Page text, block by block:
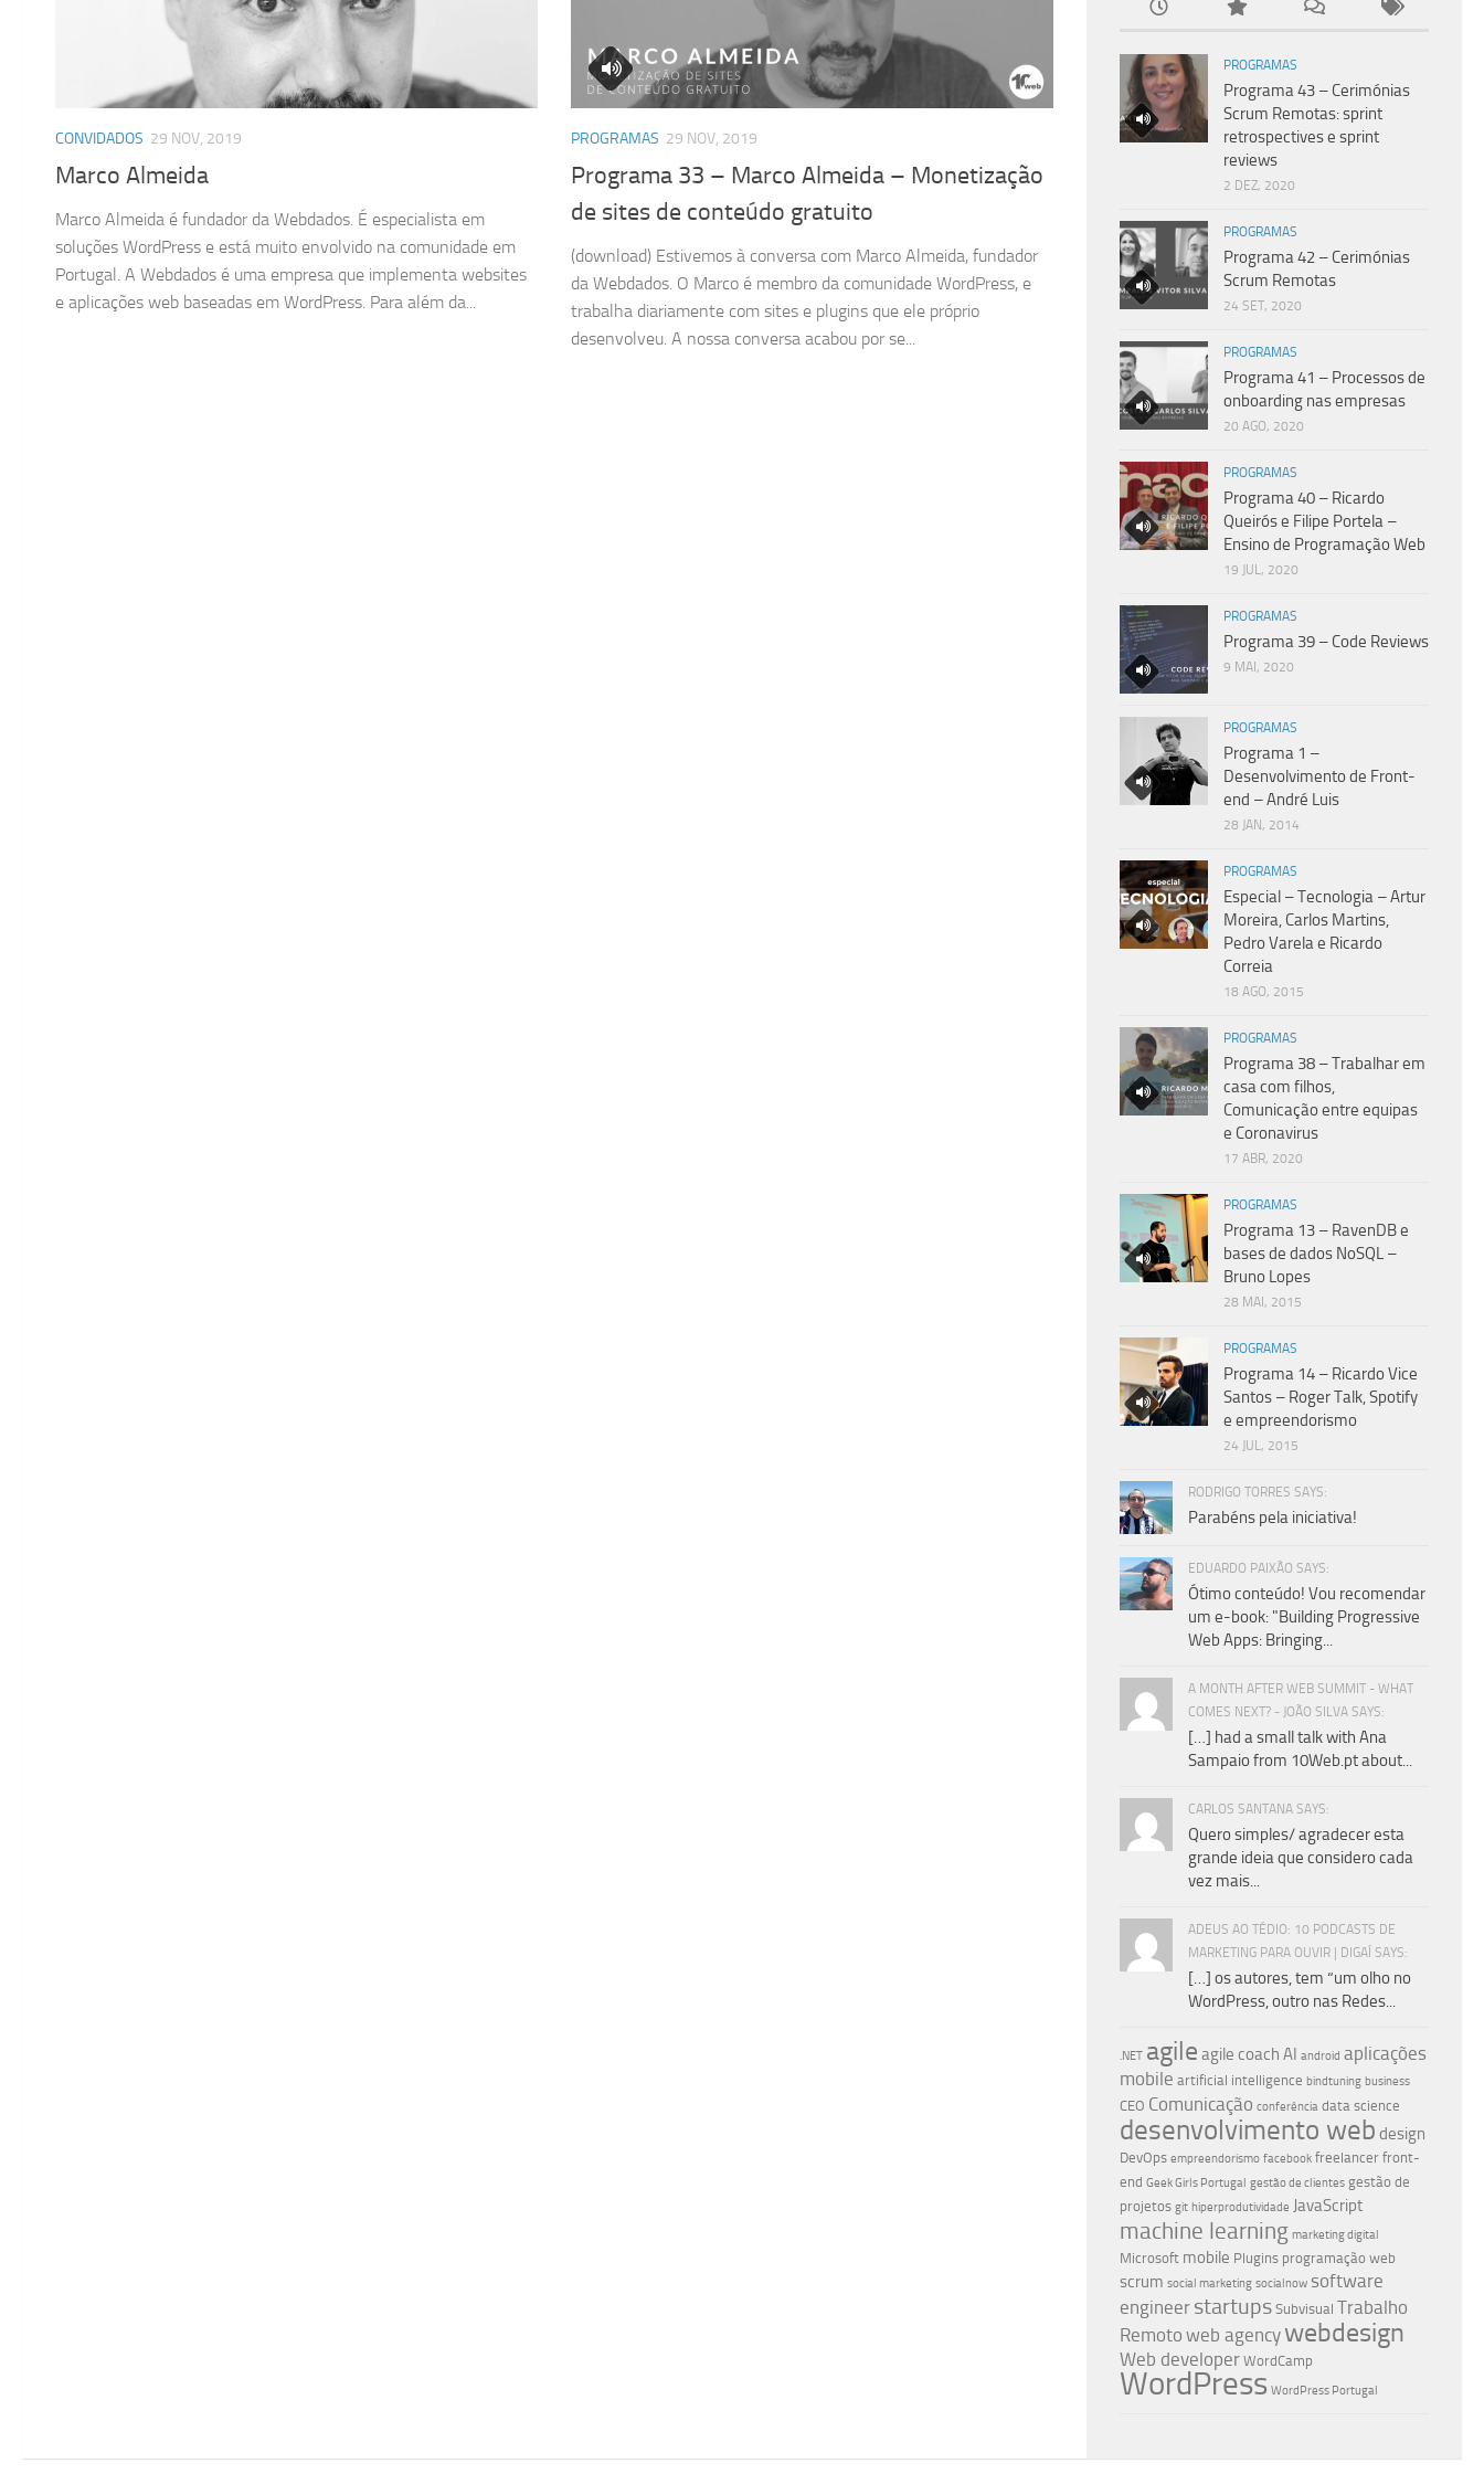
CONVIDADOS 29 NOV, 2019
Marco Almeida
Marco Almeida é fundador da Webdados. É especialista em
soluções WordPress e está muito envolvido na comunidade em
Portugal. A Webdados é uma empresa que implementa websites
e aplicações web baseadas em WordPress. Para além da...
PROGRAMAS 29 NOV, 2019
Programa 33 – Marco Almeida – Monetização
de sites de conteúdo gratuito
(download) Estivemos à conversa com Marco Almeida, fundador
da Webdados. O Marco é membro da comunidade WordPress, e
trabalha diariamente com sites e plugins que ele próprio
desenvolveu. A nossa conversa acabou por se...
PROGRAMAS
Programa 43 – Cerimónias
Scrum Remotas: sprint
retrospectives e sprint
reviews
2 DEZ, 2020
PROGRAMAS
Programa 42 – Cerimónias
Scrum Remotas
24 SET, 2020
PROGRAMAS
Programa 41 – Processos de
onboarding nas empresas
20 AGO, 2020
PROGRAMAS
Programa 40 – Ricardo
Queirós e Filipe Portela –
Ensino de Programação Web
19 JUL, 2020
PROGRAMAS
Programa 39 – Code Reviews
9 MAI, 2020
PROGRAMAS
Programa 1 –
Desenvolvimento de Front-
end – André Luis
28 JAN, 2014
PROGRAMAS
Especial – Tecnologia – Artur
Moreira, Carlos Martins,
Pedro Varela e Ricardo
Correia
18 AGO, 2015
PROGRAMAS
Programa 38 – Trabalhar em
casa com filhos,
Comunicação entre equipas
e Coronavirus
17 ABR, 2020
PROGRAMAS
Programa 13 – RavenDB e
bases de dados NoSQL –
Bruno Lopes
28 MAI, 2015
PROGRAMAS
Programa 14 – Ricardo Vice
Santos – Roger Talk, Spotify
e empreendorismo
24 JUL, 2015
RODRIGO TORRES SAYS:
Parabéns pela iniciativa!
EDUARDO PAIXÃO SAYS:
Ótimo conteúdo! Vou recomendar
um e-book: "Building Progressive
Web Apps: Bringing...
A MONTH AFTER WEB SUMMIT - WHAT
COMES NEXT? - JOÃO SILVA SAYS:
[…] had a small talk with Ana
Sampaio from 10Web.pt about...
CARLOS SANTANA SAYS:
Quero simples/ agradecer esta
grande ideia que considero cada
vez mais...
ADEUS AO TÉDIO: 10 PODCASTS DE
MARKETING PARA OUVIR | DIGAÍ SAYS:
[…] os autores, tem “um olho no
WordPress, outro nas Redes...
.NET agile agile coach AI android aplicações
mobile artificial intelligence bindtuning business
CEO Comunicação conferência data science
desenvolvimento web design
DevOps empreendorismo facebook freelancer front-
end Geek Girls Portugal gestão de clientes gestão de
projetos git hiperprodutividade JavaScript
machine learning marketing digital
Microsoft mobile Plugins programação web
scrum social marketing socialnow software
engineer startups Subvisual Trabalho
Remoto web agency webdesign
Web developer WordCamp
WordPress WordPress Portugal